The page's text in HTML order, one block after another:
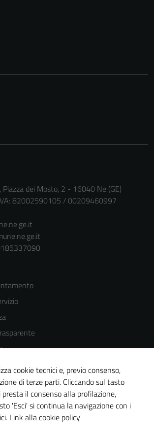
dei Mosto, 2 - 16040 Ne (GE)
82002590105 / 00209460997
del sito
cookie tecnici e, previo consenso,
di terze parti. Cliccando sul tasto
il consenso alla profilazione,
'Esci' si continua la navigazione con i
Link alla cookie policy